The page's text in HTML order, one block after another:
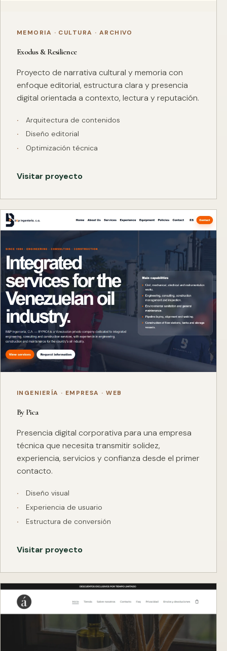
MEMORIA · CULTURA · ARCHIVO
Exodus & Resilience
Proyecto de narrativa cultural y memoria con
enfoque editorial, estructura clara y presencia
digital orientada a contexto, lectura y reputación.
Arquitectura de contenidos
Diseño editorial
Optimización técnica
Visitar proyecto
INGENIERÍA · EMPRESA · WEB
By Pica
Presencia digital corporativa para una empresa
técnica que necesita transmitir solidez,
experiencia, servicios y confianza desde el primer
contacto.
Diseño visual
Experiencia de usuario
Estructura de conversión
Visitar proyecto